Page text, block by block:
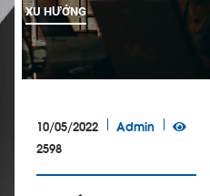
XU HƯỚNG
10/05/2022
Admin
2598